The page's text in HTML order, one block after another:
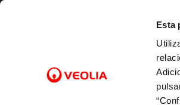
Esta
FACTURAS, PAGOS
NUESTRO PAPEL EN EL